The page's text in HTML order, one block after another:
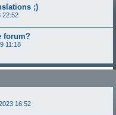
;)
22:52
forum?
11:18
16:52